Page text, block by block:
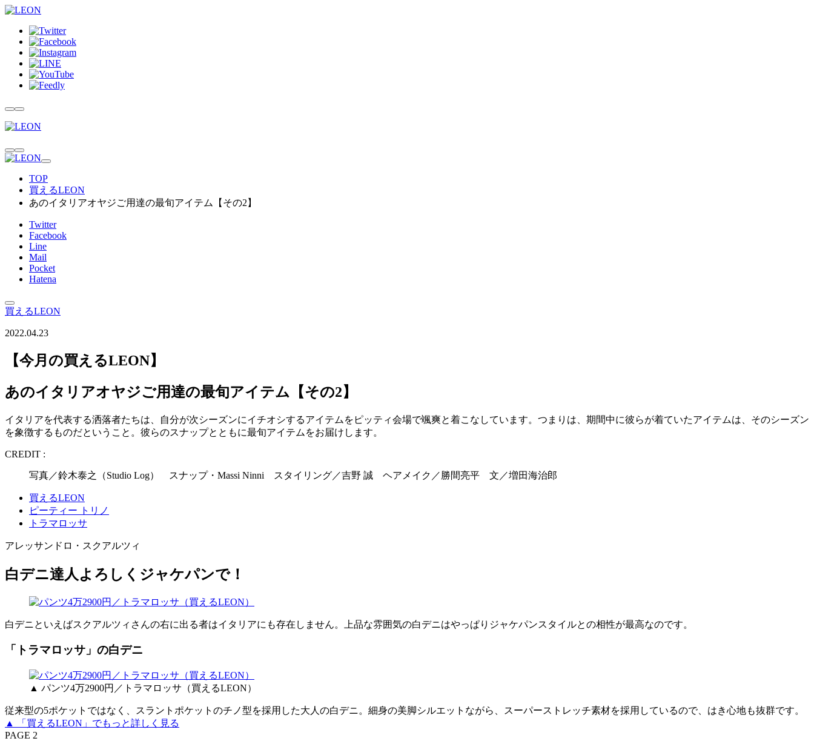
TOP
買えるLEON
あのイタリアオヤジご用達の最旬アイテム【その2】
Twitter
Facebook
Line
Mail
Pocket
Hatena
買えるLEON
2022.04.23
【今月の買えるLEON】
あのイタリアオヤジご用達の最旬アイテム【その2】
イタリアを代表する洒落者たちは、自分が次シーズンにイチオシするアイテムをピッティ会場で颯爽と着こなしています。つまりは、期間中に彼らが着ていたアイテムは、そのシーズン
を象徴するものだということ。彼らのスナップとともに最旬アイテムをお届けします。
CREDIT :
写真／鈴木泰之（Studio Log） スナップ・Massi Ninni スタイリング／吉野 誠 ヘアメイク／勝間亮平 文／増田海治郎
買えるLEON
ピーティー トリノ
トラマロッサ
アレッサンドロ・スクアルツィ
白デニ達人よろしくジャケパンで！
白デニといえばスクアルツィさんの右に出る者はイタリアにも存在しません。上品な雰囲気の白デニはやっぱりジャケパンスタイルとの相性が最高なのです。
「トラマロッサ」の白デニ
▲ パンツ4万2900円／トラマロッサ（買えるLEON）
従来型の5ポケットではなく、スラントポケットのチノ型を採用した大人の白デニ。細身の美脚シルエットながら、スーパーストレッチ素材を採用しているので、はき心地も抜群です。
▲ 「買えるLEON」でもっと詳しく見る
PAGE 2